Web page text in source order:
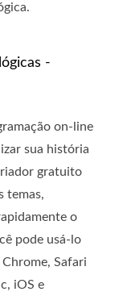
-
on-line
sua história
gratuito
temas,
o
pode usá-lo
Safari
iOS e